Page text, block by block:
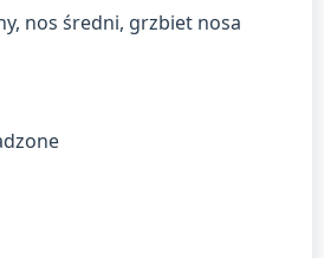
nos średni, grzbiet nosa